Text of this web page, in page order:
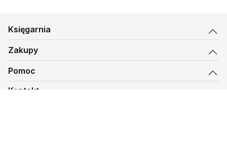
Księgarnia
Zakupy
Pomoc
Kontakt